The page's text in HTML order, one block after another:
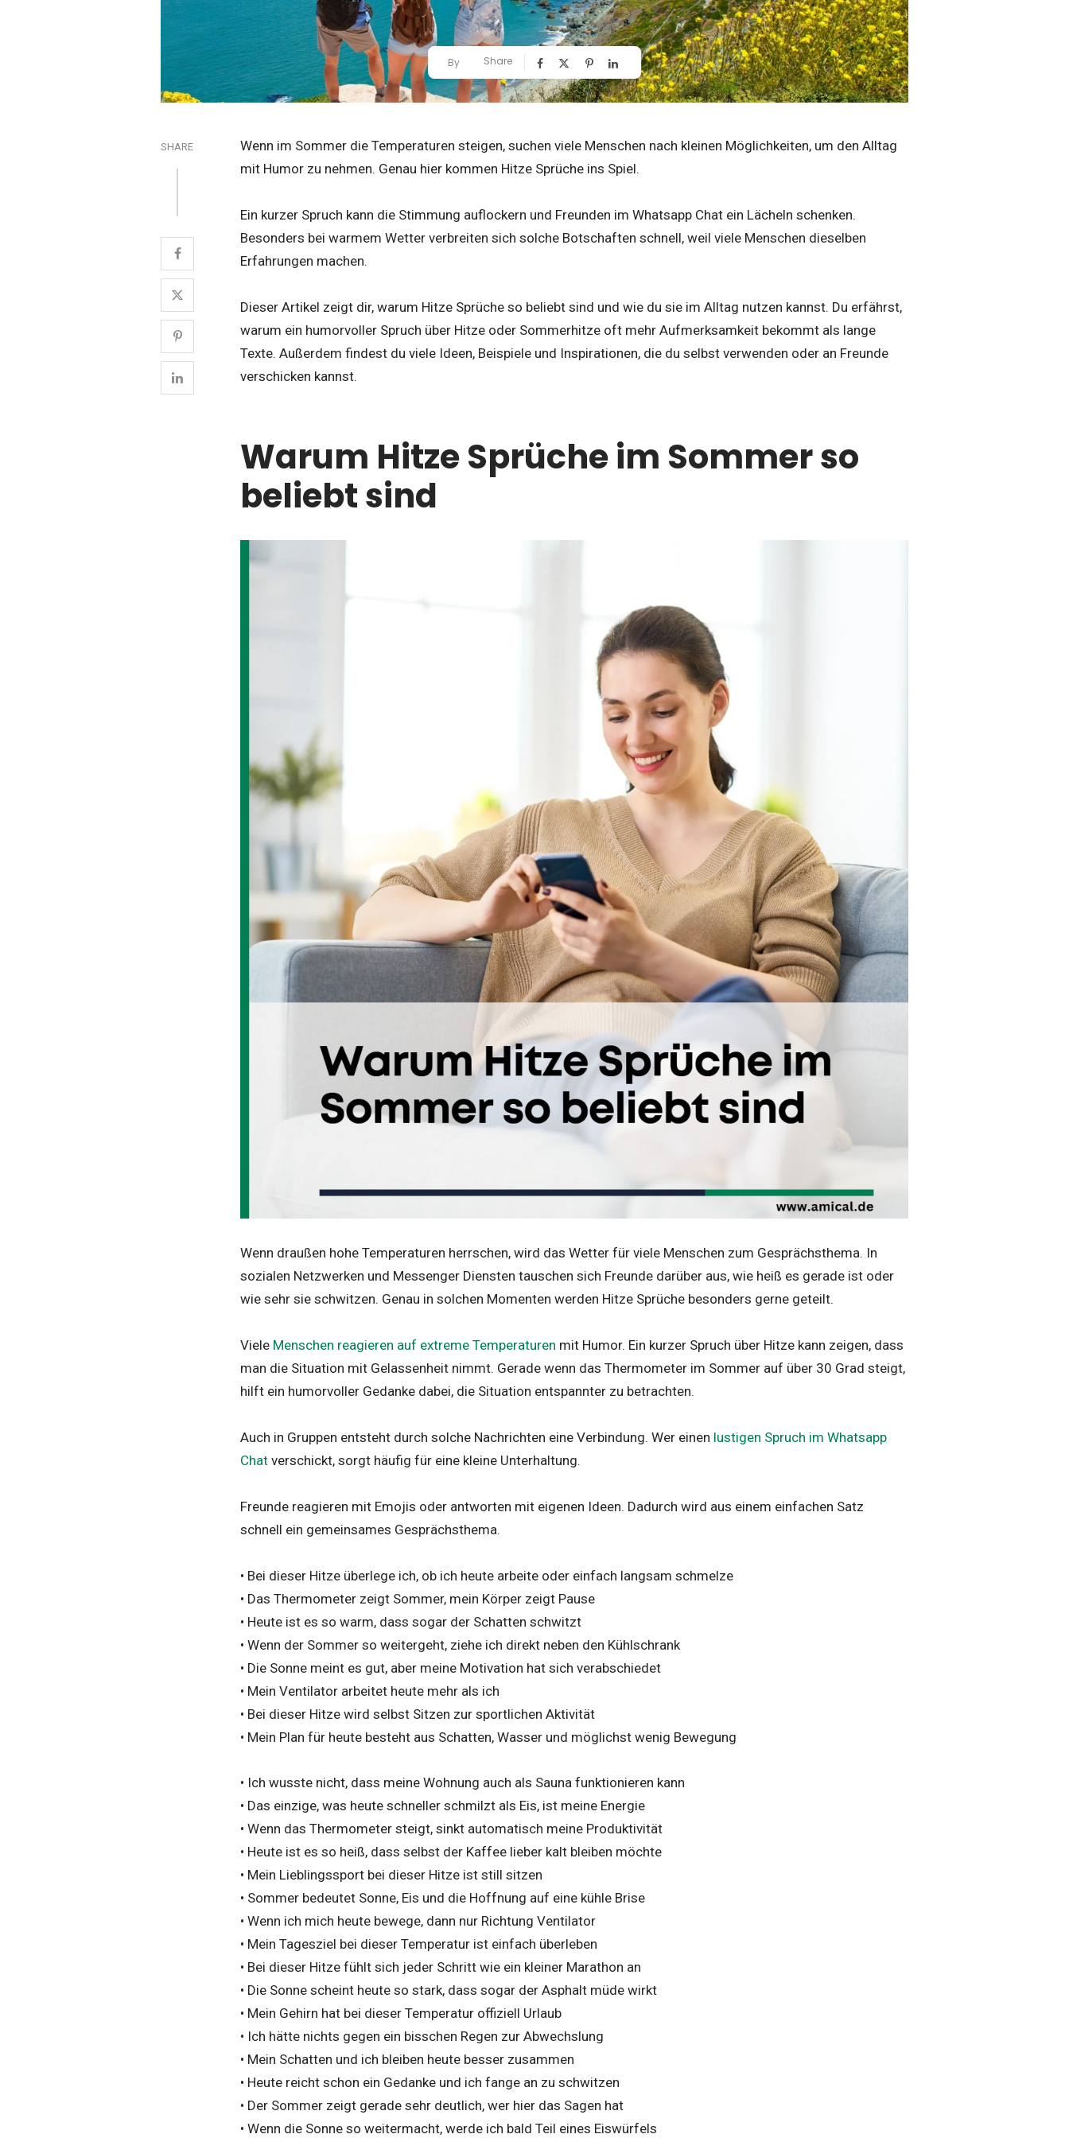
By Share
SHARE
Wenn im Sommer die Temperaturen steigen, suchen viele Menschen nach kleinen Möglichkeiten, um den Alltag
mit Humor zu nehmen. Genau hier kommen Hitze Sprüche ins Spiel.
Ein kurzer Spruch kann die Stimmung auflockern und Freunden im Whatsapp Chat ein Lächeln schenken.
Besonders bei warmem Wetter verbreiten sich solche Botschaften schnell, weil viele Menschen dieselben
Erfahrungen machen.
Dieser Artikel zeigt dir, warum Hitze Sprüche so beliebt sind und wie du sie im Alltag nutzen kannst. Du erfährst,
warum ein humorvoller Spruch über Hitze oder Sommerhitze oft mehr Aufmerksamkeit bekommt als lange
Texte. Außerdem findest du viele Ideen, Beispiele und Inspirationen, die du selbst verwenden oder an Freunde
verschicken kannst.
Warum Hitze Sprüche im Sommer so
beliebt sind
Wenn draußen hohe Temperaturen herrschen, wird das Wetter für viele Menschen zum Gesprächsthema. In
sozialen Netzwerken und Messenger Diensten tauschen sich Freunde darüber aus, wie heiß es gerade ist oder
wie sehr sie schwitzen. Genau in solchen Momenten werden Hitze Sprüche besonders gerne geteilt.
Viele Menschen reagieren auf extreme Temperaturen mit Humor. Ein kurzer Spruch über Hitze kann zeigen, dass
man die Situation mit Gelassenheit nimmt. Gerade wenn das Thermometer im Sommer auf über 30 Grad steigt,
hilft ein humorvoller Gedanke dabei, die Situation entspannter zu betrachten.
Auch in Gruppen entsteht durch solche Nachrichten eine Verbindung. Wer einen lustigen Spruch im Whatsapp
Chat verschickt, sorgt häufig für eine kleine Unterhaltung.
Freunde reagieren mit Emojis oder antworten mit eigenen Ideen. Dadurch wird aus einem einfachen Satz
schnell ein gemeinsames Gesprächsthema.
• Bei dieser Hitze überlege ich, ob ich heute arbeite oder einfach langsam schmelze
• Das Thermometer zeigt Sommer, mein Körper zeigt Pause
• Heute ist es so warm, dass sogar der Schatten schwitzt
• Wenn der Sommer so weitergeht, ziehe ich direkt neben den Kühlschrank
• Die Sonne meint es gut, aber meine Motivation hat sich verabschiedet
• Mein Ventilator arbeitet heute mehr als ich
• Bei dieser Hitze wird selbst Sitzen zur sportlichen Aktivität
• Mein Plan für heute besteht aus Schatten, Wasser und möglichst wenig Bewegung
• Ich wusste nicht, dass meine Wohnung auch als Sauna funktionieren kann
• Das einzige, was heute schneller schmilzt als Eis, ist meine Energie
• Wenn das Thermometer steigt, sinkt automatisch meine Produktivität
• Heute ist es so heiß, dass selbst der Kaffee lieber kalt bleiben möchte
• Mein Lieblingssport bei dieser Hitze ist still sitzen
• Sommer bedeutet Sonne, Eis und die Hoffnung auf eine kühle Brise
• Wenn ich mich heute bewege, dann nur Richtung Ventilator
• Mein Tagesziel bei dieser Temperatur ist einfach überleben
• Bei dieser Hitze fühlt sich jeder Schritt wie ein kleiner Marathon an
• Die Sonne scheint heute so stark, dass sogar der Asphalt müde wirkt
• Mein Gehirn hat bei dieser Temperatur offiziell Urlaub
• Ich hätte nichts gegen ein bisschen Regen zur Abwechslung
• Mein Schatten und ich bleiben heute besser zusammen
• Heute reicht schon ein Gedanke und ich fange an zu schwitzen
• Der Sommer zeigt gerade sehr deutlich, wer hier das Sagen hat
• Wenn die Sonne so weitermacht, werde ich bald Teil eines Eiswürfels